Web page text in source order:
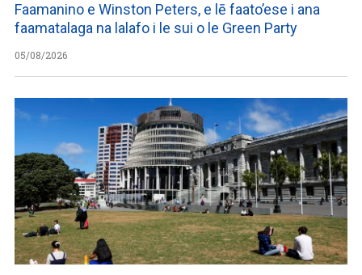
Faamanino e Winston Peters, e lē faato’ese i ana
faamatalaga na lalafo i le sui o le Green Party
05/08/2026